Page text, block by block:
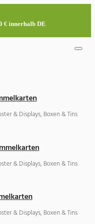
€ innerhalb DE
& Displays, Boxen & Tins
& Displays, Boxen & Tins
& Displays, Boxen & Tins